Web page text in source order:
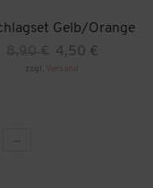
Gelb/Orange
Ursprünglicher
Preis
4,50 €
zzgl. Versand
→